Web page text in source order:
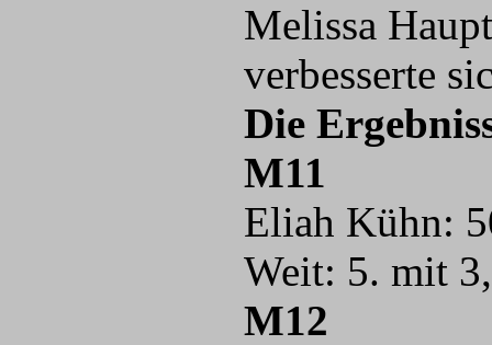
Melissa
verbesserte
Die
M11
Eliah Kühn:
Weit: 5. mit
M12